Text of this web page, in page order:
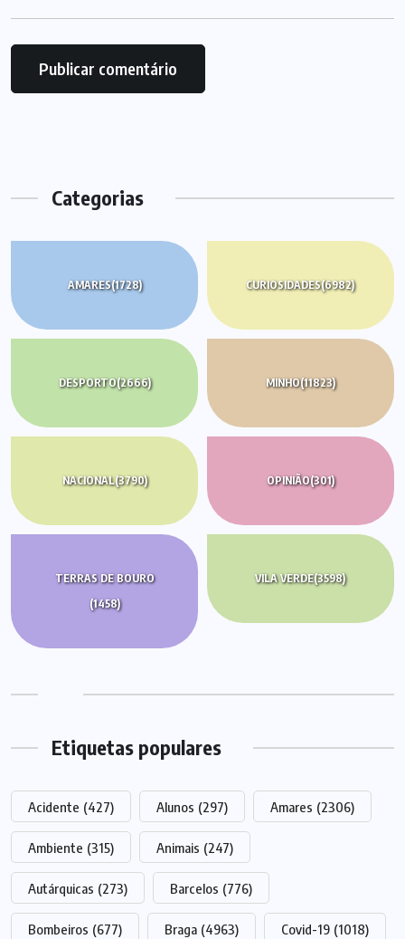
Categorias
AMARES(1728) CURIOSIDADES(6982)
DESPORTO(2666) MINHO(11823)
NACIONAL(3790) OPINIÃO(301)
TERRAS DE BOURO
(1458)
VILA VERDE(3598)
Etiquetas populares
Acidente (427) Alunos (297) Amares (2306)
Ambiente (315) Animais (247)
Autárquicas (273) Barcelos (776)
Bombeiros (677) Braga (4963) Covid-19 (1018)